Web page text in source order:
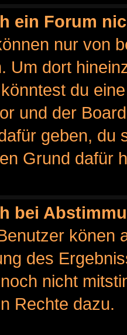
ein Forum
nur von
Um dort
du
und der
geben, du
Grund dafür
bei
könen
des
nicht
Rechte dazu.